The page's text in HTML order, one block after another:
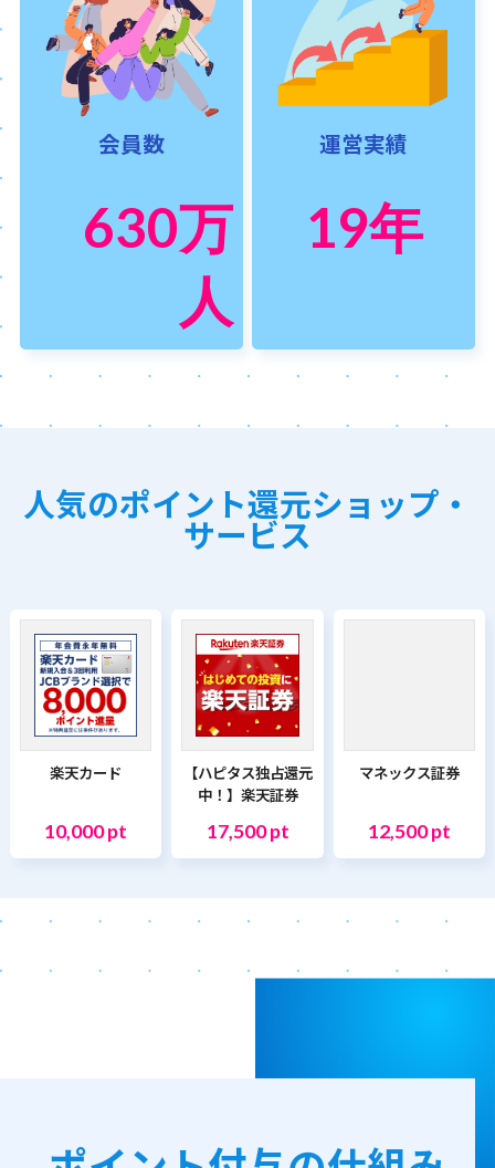
会員数
630万
人
運営実績
19年
人気のポイント還元ショップ・
サービス
楽天カード
10,000 pt
【ハピタス独占還元
中！】楽天証券
17,500 pt
マネックス証券
12,500 pt